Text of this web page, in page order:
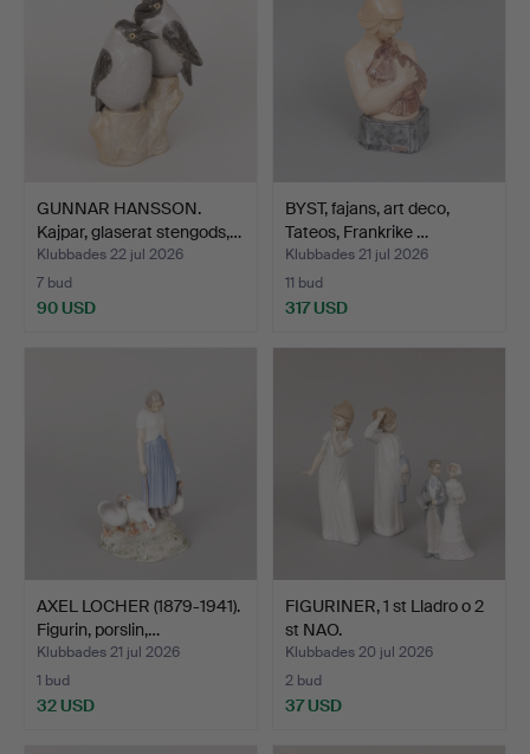
GUNNAR HANSSON.
Kajpar, glaserat stengods,…
Klubbades 22 jul 2026
7 bud
90 USD
BYST, fajans, art deco,
Tateos, Frankrike …
Klubbades 21 jul 2026
11 bud
317 USD
AXEL LOCHER (1879-1941).
Figurin, porslin,…
Klubbades 21 jul 2026
1 bud
32 USD
FIGURINER, 1 st Lladro o 2
st NAO.
Klubbades 20 jul 2026
2 bud
37 USD